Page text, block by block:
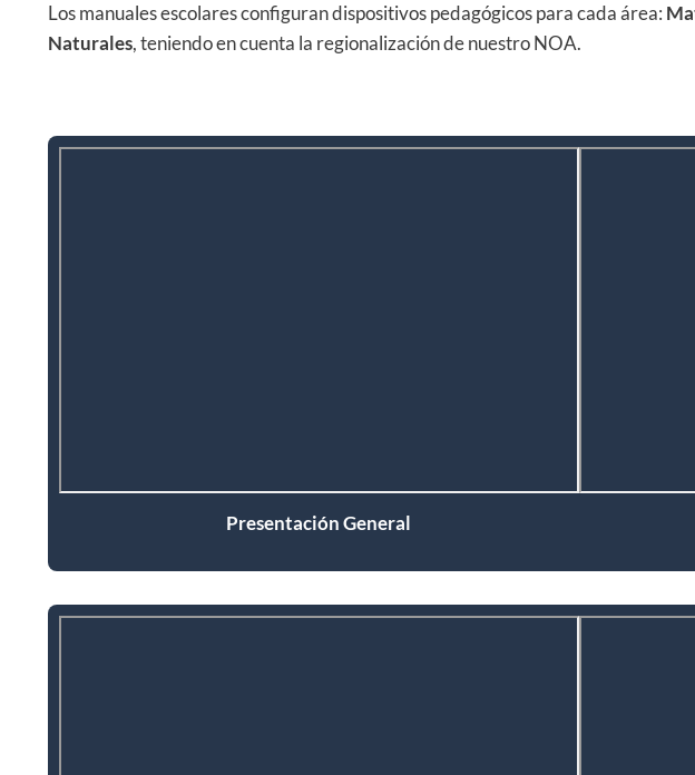
Los manuales escolares configuran dispositivos pedagógicos para cada área:
Naturales, teniendo en cuenta la regionalización de nuestro NOA.
Presentación General